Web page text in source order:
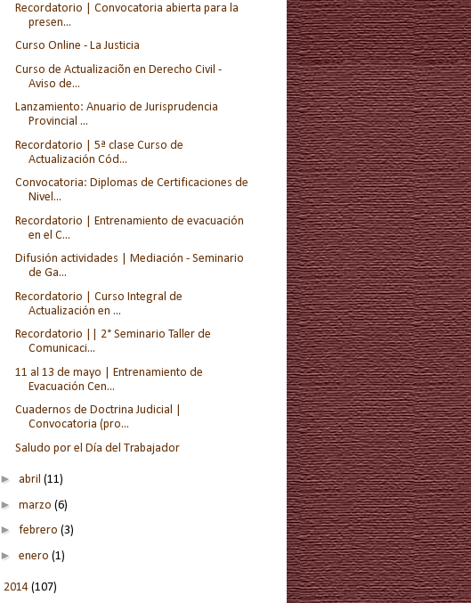
Recordatorio | Convocatoria abierta para la
presen...
Curso Online - La Justicia
Curso de Actualizaciõn en Derecho Civil -
Aviso de...
Lanzamiento: Anuario de Jurisprudencia
Provincial ...
Recordatorio | 5ª clase Curso de
Actualización Cód...
Convocatoria: Diplomas de Certificaciones de
Nivel...
Recordatorio | Entrenamiento de evacuación
en el C...
Difusión actividades | Mediación - Seminario
de Ga...
Recordatorio | Curso Integral de
Actualización en ...
Recordatorio || 2° Seminario Taller de
Comunicaci...
11 al 13 de mayo | Entrenamiento de
Evacuación Cen...
Cuadernos de Doctrina Judicial |
Convocatoria (pro...
Saludo por el Día del Trabajador
► abril (11)
► marzo (6)
► febrero (3)
► enero (1)
2014 (107)